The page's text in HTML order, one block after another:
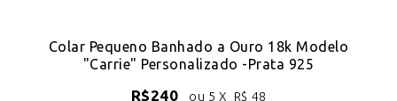
Colar Pequeno Banhado a Ouro 18k Modelo
"Carrie" Personalizado -Prata 925
R$240 ou 5 X R$ 48